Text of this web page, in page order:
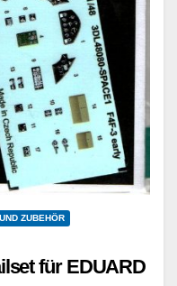
ZUBEHÖR
für EDUARD